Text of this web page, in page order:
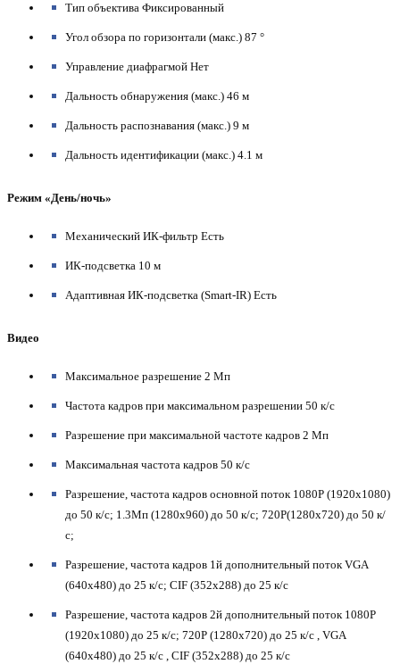
Тип объектива Фиксированный
Угол обзора по горизонтали (макс.) 87 °
Управление диафрагмой Нет
Дальность обнаружения (макс.) 46 м
Дальность распознавания (макс.) 9 м
Дальность идентификации (макс.) 4.1 м
Режим «День/ночь»
Механический ИК-фильтр Есть
ИК-подсветка 10 м
Адаптивная ИК-подсветка (Smart-IR) Есть
Видео
Максимальное разрешение 2 Мп
Частота кадров при максимальном разрешении 50 к/с
Разрешение при максимальной частоте кадров 2 Мп
Максимальная частота кадров 50 к/с
Разрешение, частота кадров основной поток 1080P (1920x1080)
до 50 к/с; 1.3Мп (1280x960) до 50 к/с; 720P(1280x720) до 50 к/
с;
Разрешение, частота кадров 1й дополнительный поток VGA
(640x480) до 25 к/с; CIF (352x288) до 25 к/с
Разрешение, частота кадров 2й дополнительный поток 1080P
(1920x1080) до 25 к/с; 720P (1280x720) до 25 к/с , VGA
(640x480) до 25 к/с , CIF (352x288) до 25 к/с